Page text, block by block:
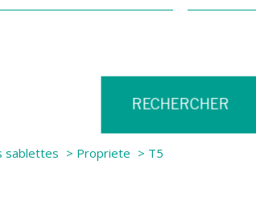
RECHERCHER
sablettes Propriete T5